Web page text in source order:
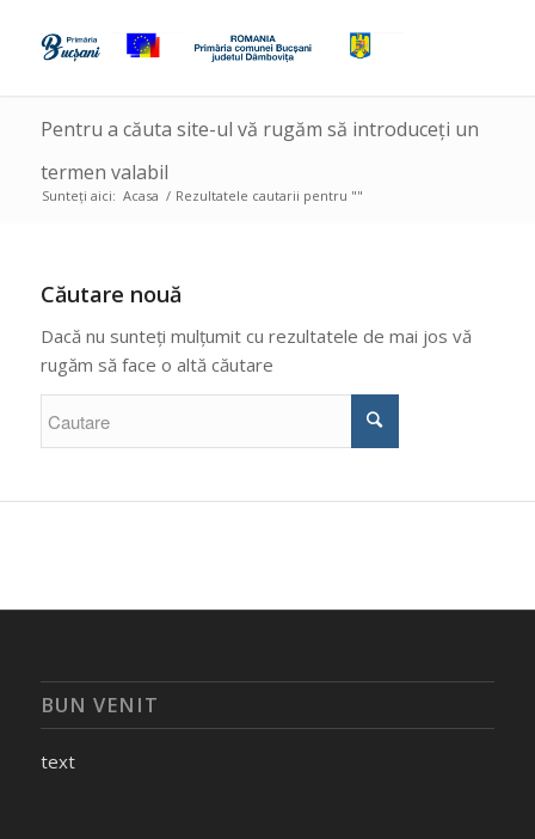
Pentru a căuta site-ul vă rugăm să introduceți un
termen valabil
Sunteți aici: Acasa / Rezultatele cautarii pentru ""
Căutare nouă
Dacă nu sunteți mulțumit cu rezultatele de mai jos vă
rugăm să face o altă căutare
BUN VENIT
text